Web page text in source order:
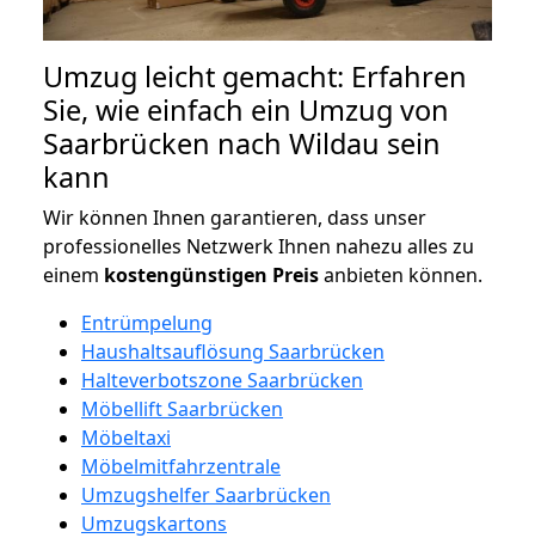
Umzug leicht gemacht: Erfahren
Sie, wie einfach ein Umzug von
Saarbrücken nach Wildau sein
kann
Wir können Ihnen garantieren, dass unser
professionelles Netzwerk Ihnen nahezu alles zu
einem kostengünstigen Preisanbieten können.
Entrümpelung
Haushaltsauflösung Saarbrücken
Halteverbotszone Saarbrücken
Möbellift Saarbrücken
Möbeltaxi
Möbelmitfahrzentrale
Umzugshelfer Saarbrücken
Umzugskartons